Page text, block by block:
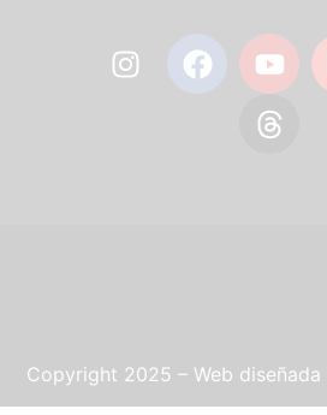
Copyright 2025 – Web diseñada